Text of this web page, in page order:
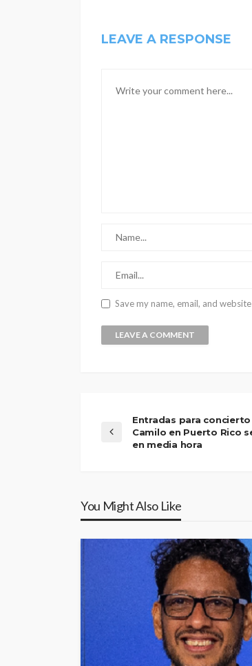
LEAVE A RESPONSE
Save my name, email, and
Entradas para
Camilo en Puerto Rico
en media hora
You Might Also Like